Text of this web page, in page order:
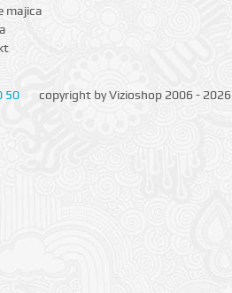
majica
50 copyright by Vizioshop 2006 - 2026